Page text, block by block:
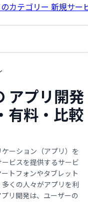
カテゴリー 新規サー
アプリ開発
有料・比較
ーション（アプリ）を
ビスを提供するサービ
トフォンやタブレット
くの人々がアプリを利
リ開発は、ユーザーの